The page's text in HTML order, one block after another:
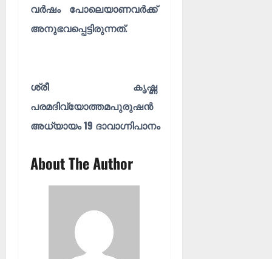
വർഷം പോലെയാണവർക്ക്
അനുഭവപ്പെട്ടിരുന്നത്.
ശ്രീ കൃഷ്ണ‌
പരമദിവ്യോത്തമപുരുഷൻ
അധ്യായം 19 ദാവാഗ്നിപാനം
About The Author